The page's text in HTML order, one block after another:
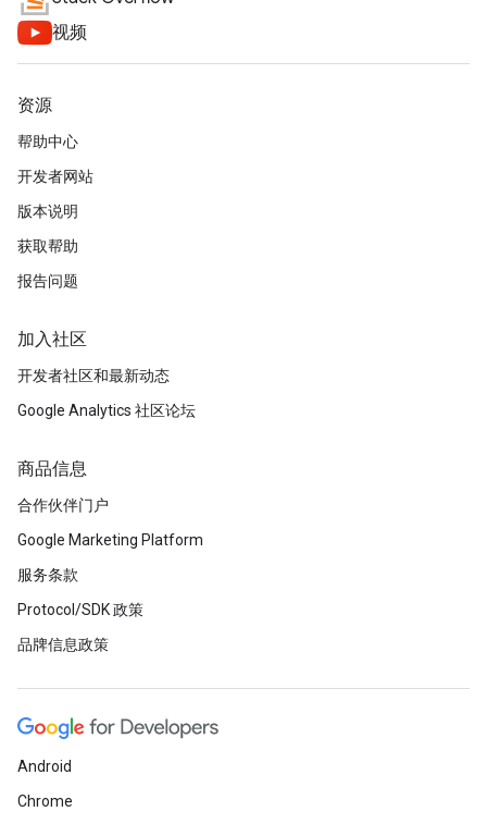
视频
资源
帮助中心
开发者网站
版本说明
获取帮助
报告问题
加入社区
开发者社区和最新动态
Google Analytics 社区论坛
商品信息
合作伙伴门户
Google Marketing Platform
服务条款
Protocol/SDK 政策
品牌信息政策
Android
Chrome